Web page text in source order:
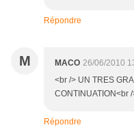
Répondre
M MACO 26/06/2010
<br /> UN TRES
CONTINUATION<br
Répondre